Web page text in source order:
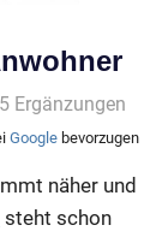
Ergänzungen
Google bevorzugen
näher und
steht schon